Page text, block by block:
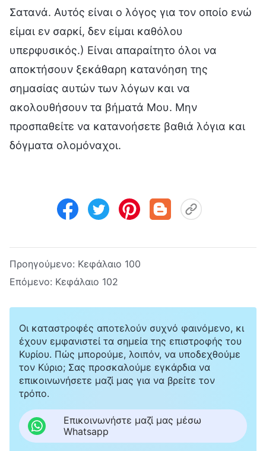
Σατανά. Αυτός είναι ο λόγος για τον οποίο ενώ
είμαι εν σαρκί, δεν είμαι καθόλου
υπερφυσικός.) Είναι απαραίτητο όλοι να
αποκτήσουν ξεκάθαρη κατανόηση της
σημασίας αυτών των λόγων και να
ακολουθήσουν τα βήματά Μου. Μην
προσπαθείτε να κατανοήσετε βαθιά λόγια και
δόγματα ολομόναχοι.
Προηγούμενο: Κεφάλαιο 100
Επόμενο: Κεφάλαιο 102
Οι καταστροφές αποτελούν συχνό φαινόμενο, κι
έχουν εμφανιστεί τα σημεία της επιστροφής του
Κυρίου. Πώς μπορούμε, λοιπόν, να υποδεχθούμε
τον Κύριο; Σας προσκαλούμε εγκάρδια να
επικοινωνήσετε μαζί μας για να βρείτε τον
τρόπο.
Επικοινωνήστε μαζί μας μέσω
Whatsapp